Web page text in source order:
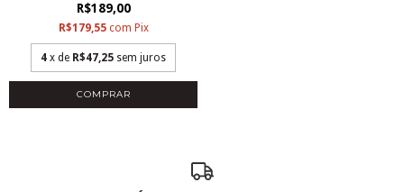
R$189,00
R$179,55 com Pix
4 x de R$47,25 sem juros
COMPRAR